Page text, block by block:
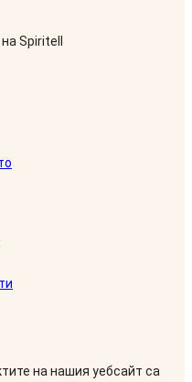
Spiritell
на нашия уебсайт са